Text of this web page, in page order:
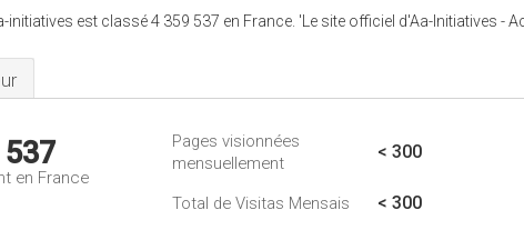
initiatives est classé 4 359 537 en France. 'Le site officiel d'Aa-Initiatives -
en France
Pages visionnées
mensuellement
< 300
Total de Visitas Mensais < 300